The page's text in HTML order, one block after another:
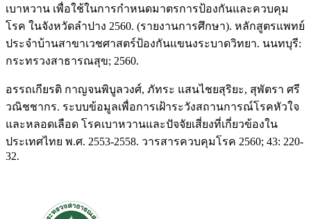
เบาหวาน เพื่อใช้ในการกำหนดมาตรการป้องกันและควบคุม
โรค ในจังหวัดลำปาง 2560. (รายงานการศึกษา). หลักสูตรแพทย์
ประจำบ้านสาขาเวชศาสตร์ป้องกันแขนงระบาดวิทยา. นนทบุรี:
กระทรวงสาธารณสุข; 2560.
อรรถเกียรติ กาญจนพิบูลวงศ์, ภัทระ แสนไชยสุริยะ, สุพัตรา ศรี
วณิชชากร. ระบบข้อมูลเพื่อการเฝ้าระวังสถานการณ์โรคหัวใจ
และหลอดเลือด โรคเบาหวานและปัจจัยเสี่ยงที่เกี่ยวข้องใน
ประเทศไทย พ.ศ. 2553-2558. วารสารควบคุมโรค 2560; 43: 220-
32.